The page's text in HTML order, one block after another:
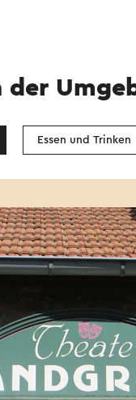
der
Essen und Trinken